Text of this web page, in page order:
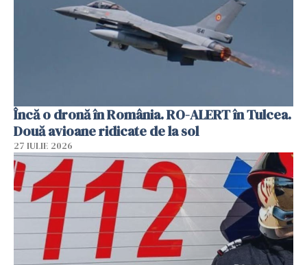
Încă o dronă în România. RO-ALERT în Tulcea.
Două avioane ridicate de la sol
27 IULIE 2026